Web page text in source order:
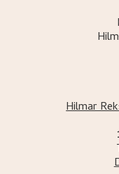
Hilmar